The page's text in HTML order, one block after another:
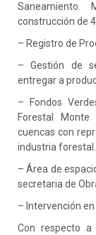
Saneamiento.
construcción de
– Registro de
– Gestión de
entregar a
– Fondos
Forestal
cuencas con
industria forestal.
– Área de
secretaria de
– Intervención
Con respecto